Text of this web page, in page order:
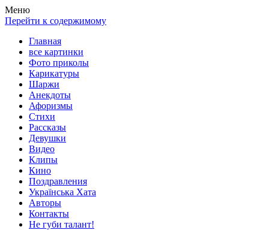
Весела хата — прикольные картинки, смешные истории,
клипы!
Покажем всем ваши фото приколы, карикатуры, шаржи, стихи,
рассказы, видео и песни!
Меню
Перейти к содержимому
Главная
все картинки
Фото приколы
Карикатуры
Шаржи
Анекдоты
Афоризмы
Стихи
Рассказы
Девушки
Видео
Клипы
Кино
Поздравления
Українська Хата
Авторы
Контакты
Не губи талант!